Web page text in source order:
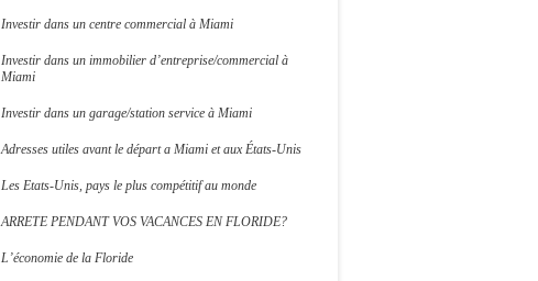
Investir dans un centre commercial à Miami
Investir dans un immobilier d’entreprise/commercial à
Miami
Investir dans un garage/station service à Miami
Adresses utiles avant le départ a Miami et aux États-Unis
Les Etats-Unis, pays le plus compétitif au monde
ARRETE PENDANT VOS VACANCES EN FLORIDE?
L’économie de la Floride